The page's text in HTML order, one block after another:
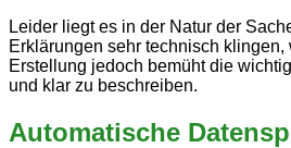
Leider liegt es in der Natur der
Erklärungen sehr technisch
Erstellung jedoch bemüht die
und klar zu beschreiben.
Automatische